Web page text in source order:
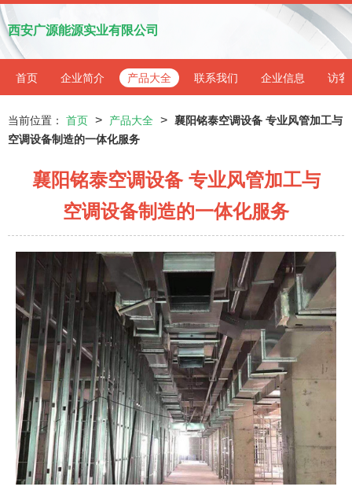
西安广源能源实业有限公司
首页 企业简介 产品大全 联系我们 企业信息 访客
当前位置： 首页 > 产品大全 > 襄阳铭泰空调设备 专业风管加工与
空调设备制造的一体化服务
襄阳铭泰空调设备 专业风管加工与
空调设备制造的一体化服务